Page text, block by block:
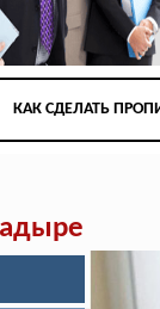
КАК СДЕЛАТЬ